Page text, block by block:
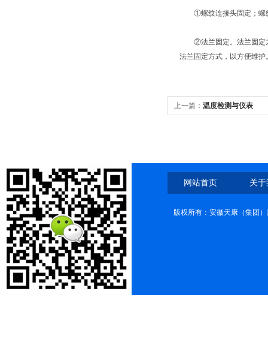
①螺纹连接头固定；螺纹
②法兰固定。法兰固定方
法兰固定方式，以方便维护
上一篇： 温度检测与仪表
网站首页 关
版权所有：安徽天康（集团